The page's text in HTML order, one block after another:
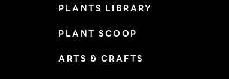
PLANTS LIBRARY
PLANT SCOOP
ARTS & CRAFTS